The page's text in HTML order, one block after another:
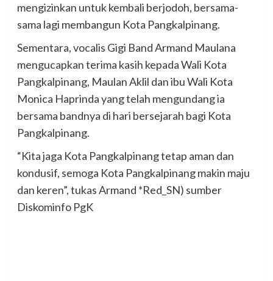
mengizinkan untuk kembali berjodoh, bersama-
sama lagi membangun Kota Pangkalpinang.
Sementara, vocalis Gigi Band Armand Maulana
mengucapkan terima kasih kepada Wali Kota
Pangkalpinang, Maulan Aklil dan ibu Wali Kota
Monica Haprinda yang telah mengundang ia
bersama bandnya di hari bersejarah bagi Kota
Pangkalpinang.
“Kita jaga Kota Pangkalpinang tetap aman dan
kondusif, semoga Kota Pangkalpinang makin maju
dan keren”, tukas Armand *Red_SN) sumber
Diskominfo PgK